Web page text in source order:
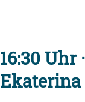
16:30 Uhr